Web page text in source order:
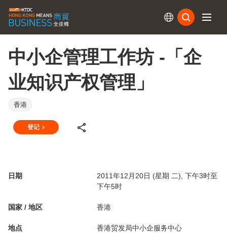
中小企管理工作坊 -「企
业知识产权管理」
香港
登记
日期
2011年12月20日 (星期 二), 下午3时至
下午5时
国家 / 地区 香港
地点 香港贸发局中小企服务中心